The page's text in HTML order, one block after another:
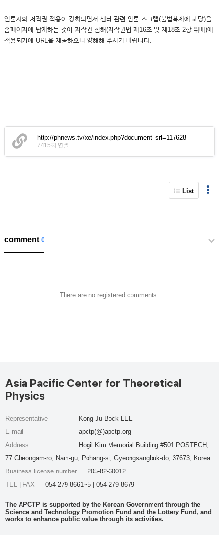
언론사의 저작권 적용이 강화되면서 센터 관련 언론 스크랩(불법복제에 해당)을
홈페이지에 탑재하는 것이 저작권 침해(저작권법 제16조 및 제18조 2항 위배)에
적용되기에 URL을 제공하오니 양해해 주시기 바랍니다.
http://phnews.tv/xe/index.php?document_srl=117628
7415회 연결
List
comment0
There are no registered comments.
Asia Pacific Center for Theoretical
Physics
Representative
Kong-Ju-Bock LEE
E-mail
apctp(@)apctp.org
Address
Hogil Kim Memorial Building #501 POSTECH,
77 Cheongam-ro, Nam-gu, Pohang-si, Gyeongsangbuk-do, 37673, Korea
Business license number
205-82-60012
TEL | FAX
054-279-8661~5 | 054-279-8679
The APCTP is supported by the Korean Government through the
Science and Technology Promotion Fund and the Lottery Fund, and
works to enhance public value through its activities.